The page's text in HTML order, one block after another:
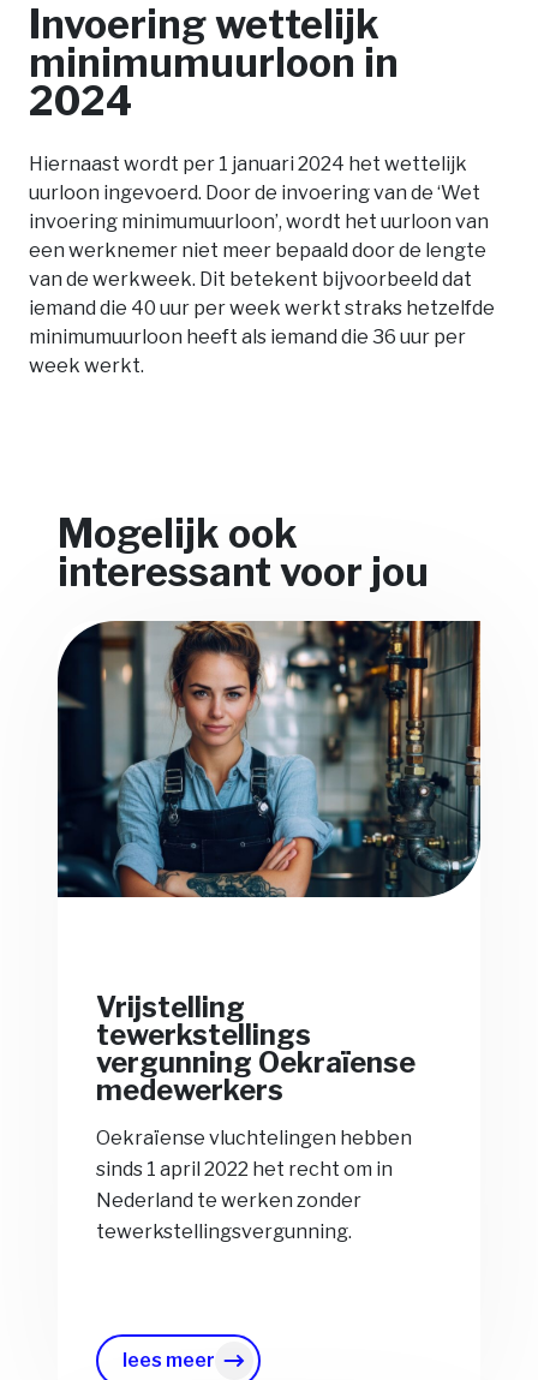
Invoering wettelijk
minimumuurloon in
2024
Hiernaast wordt per 1 januari 2024 het wettelijk
uurloon ingevoerd. Door de invoering van de ‘Wet
invoering minimumuurloon’, wordt het uurloon van
een werknemer niet meer bepaald door de lengte
van de werkweek. Dit betekent bijvoorbeeld dat
iemand die 40 uur per week werkt straks hetzelfde
minimumuurloon heeft als iemand die 36 uur per
week werkt.
Mogelijk ook
interessant voor jou
Vrijstelling
tewerkstellings
vergunning Oekraïense
medewerkers
Oekraïense vluchtelingen hebben
sinds 1 april 2022 het recht om in
Nederland te werken zonder
tewerkstellingsvergunning.
lees meer